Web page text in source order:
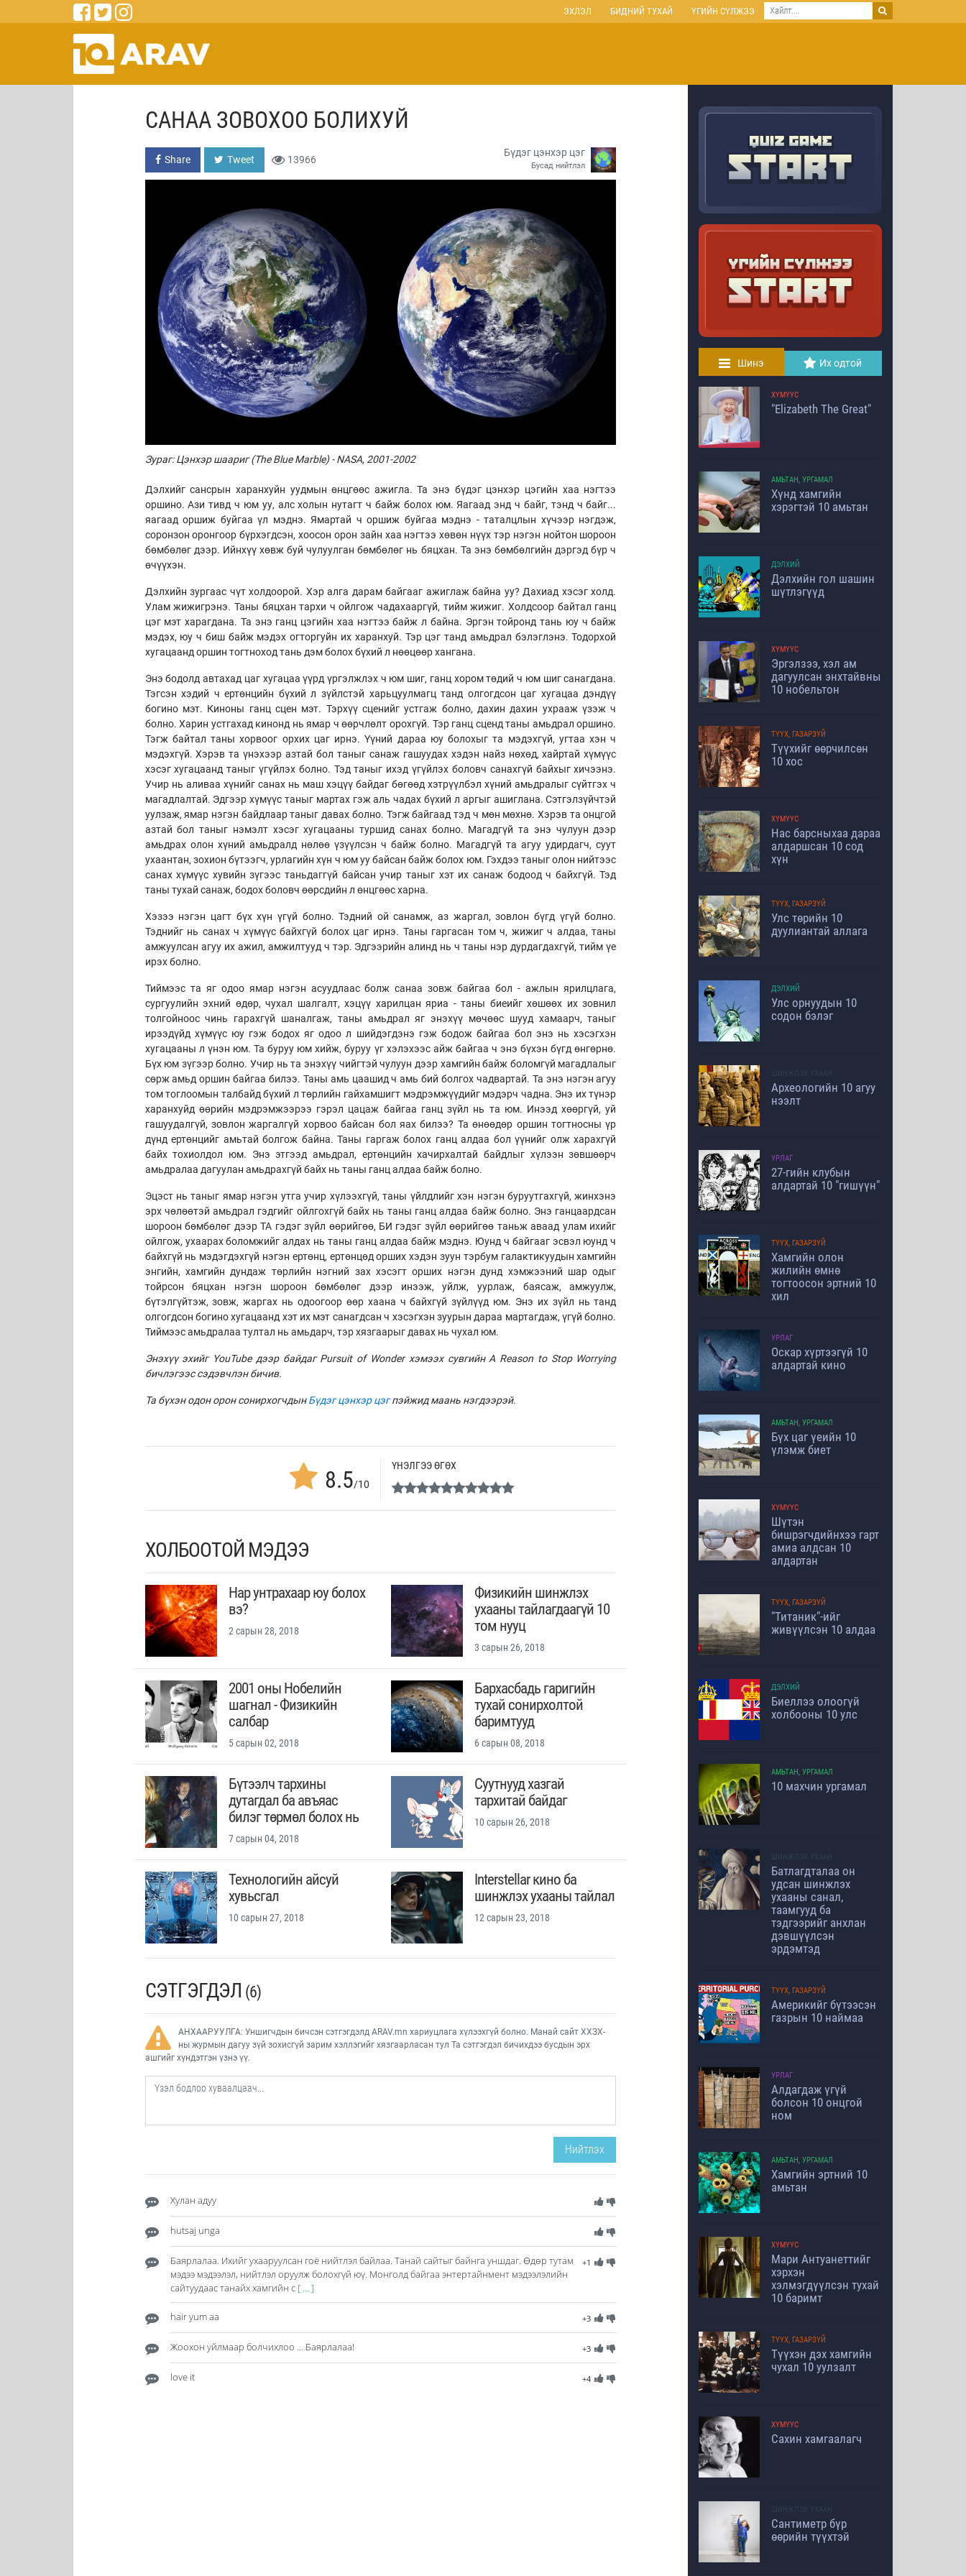
ЭХЛЭЛ БИДНИЙ ТУХАЙ ҮГИЙН СҮЛЖЭЭ
САНАА ЗОВОХОО БОЛИХУЙ
Share Tweet 13966
Бүдэг цэнхэр цэг
Бусад нийтлэл
Зураг: Цэнхэр шаариг (The Blue Marble) - NASA, 2001-2002
Дэлхийг сансрын харанхуйн уудмын өнцгөөс ажигла. Та энэ бүдэг цэнхэр цэгийн хаа нэгтээ
оршино. Ази тивд ч юм уу, алс холын нутагт ч байж болох юм. Яагаад энд ч байг, тэнд ч байг...
яагаад оршиж буйгаа үл мэднэ. Ямартай ч оршиж буйгаа мэднэ - таталцлын хүчээр нэгдэж,
соронзон оронгоор бүрхэгдсэн, хоосон орон зайн хаа нэгтээ хөвөн нүүх тэр нэгэн нойтон шороон
бөмбөлөг дээр. Ийнхүү хөвж буй чулуулган бөмбөлөг нь бяцхан. Та энэ бөмбөлгийн дэргэд бүр ч
өчүүхэн.
Дэлхийн зургаас чүт холдоорой. Хэр алга дарам байгааг ажиглаж байна уу? Дахиад хэсэг холд.
Улам жижигрэнэ. Таны бяцхан тархи ч ойлгож чадахааргүй, тийм жижиг. Холдсоор байтал ганц
цэг мэт харагдана. Та энэ ганц цэгийн хаа нэгтээ байж л байна. Эргэн тойронд тань юу ч байж
мэдэх, юу ч биш байж мэдэх огторгуйн их харанхуй. Тэр цэг танд амьдрал бэлэглэнэ. Тодорхой
хугацаанд оршин тогтноход тань дэм болох бүхий л нөөцөөр хангана.
Энэ бодолд автахад цаг хугацаа үүрд үргэлжлэх ч юм шиг, ганц хором төдий ч юм шиг санагдана.
Тэгсэн хэдий ч ертөнцийн бүхий л зүйлстэй харьцуулмагц танд олгогдсон цаг хугацаа дэндүү
богино мэт. Киноны ганц сцен мэт. Тэрхүү сценийг устгаж болно, дахин дахин ухрааж үзэж ч
болно. Харин устгахад кинонд нь ямар ч өөрчлөлт орохгүй. Тэр ганц сценд таны амьдрал оршино.
Тэгж байтал таны хорвоог орхих цаг ирнэ. Үүний дараа юу болохыг та мэдэхгүй, угтаа хэн ч
мэдэхгүй. Хэрэв та үнэхээр азтай бол таныг санаж гашуудах хэдэн найз нөхөд, хайртай хүмүүс
хэсэг хугацаанд таныг үгүйлэх болно. Тэд таныг ихэд үгүйлэх боловч санахгүй байхыг хичээнэ.
Учир нь аливаа хүнийг санах нь маш хэцүү байдаг бөгөөд хэтрүүлбэл хүний амьдралыг сүйтгэх ч
магадлалтай. Эдгээр хүмүүс таныг мартах гэж аль чадах бүхий л аргыг ашиглана. Сэтгэлзүйчтэй
уулзаж, ямар нэгэн байдлаар таныг давах болно. Тэгж байгаад тэд ч мөн мөхнө. Хэрэв та онцгой
азтай бол таныг нэмэлт хэсэг хугацааны туршид санах болно. Магадгүй та энэ чулуун дээр
амьдрах олон хүний амьдралд нөлөө үзүүлсэн ч байж болно. Магадгүй та агуу удирдагч, суут
ухаантан, зохион бүтээгч, урлагийн хүн ч юм уу байсан байж болох юм. Гэхдээ таныг олон нийтээс
санах хүмүүс хувийн зүгээс таньдаггүй байсан учир таныг хэт их санаж бодоод ч байхгүй. Тэд
таны тухай санаж, бодох боловч өөрсдийн л өнцгөөс харна.
Хэзээ нэгэн цагт бүх хүн үгүй болно. Тэдний ой санамж, аз жаргал, зовлон бүгд үгүй болно.
Тэднийг нь санах ч хүмүүс байхгүй болох цаг ирнэ. Таны гаргасан том ч, жижиг ч алдаа, таны
амжуулсан агуу их ажил, амжилтууд ч тэр. Эдгээрийн алинд нь ч таны нэр дурдагдахгүй, тийм үе
ирэх болно.
Тиймээс та яг одоо ямар нэгэн асуудлаас болж санаа зовж байгаа бол - ажлын ярилцлага,
сургуулийн эхний өдөр, чухал шалгалт, хэцүү харилцан яриа - таны биеийг хөшөөх их зовнил
толгойноос чинь гарахгүй шаналгаж, таны амьдрал яг энэхүү мөчөөс шууд хамаарч, таныг
ирээдүйд хүмүүс юу гэж бодох яг одоо л шийдэгдэнэ гэж бодож байгаа бол энэ нь хэсэгхэн
хугацааны л үнэн юм. Та буруу юм хийж, буруу үг хэлэхээс айж байгаа ч энэ бүхэн бүгд өнгөрнө.
Бүх юм зүгээр болно. Учир нь та энэхүү чийгтэй чулуун дээр хамгийн байж боломгүй магадлалыг
сөрж амьд оршин байгаа билээ. Таны амь цаашид ч амь бий болгох чадвартай. Та энэ нэгэн агуу
том тоглоомын талбайд бүхий л төрлийн гайхамшигт мэдрэмжүүдийг мэдэрч чадна. Энэ их түнэр
харанхуйд өөрийн мэдрэмжээрээ гэрэл цацаж байгаа ганц зүйл нь та юм. Инээд хөөргүй, уй
гашуудалгүй, зовлон жаргалгүй хорвоо байсан бол яах билээ? Та өнөөдөр оршин тогтносны үр
дүнд ертөнцийг амьтай болгож байна. Таны гаргаж болох ганц алдаа бол үүнийг олж харахгүй
байх тохиолдол юм. Энэ этгээд амьдрал, ертөнцийн хачирхалтай байдлыг хүлээн зөвшөөрч
амьдралаа дагуулан амьдрахгүй байх нь таны ганц алдаа байж болно.
Эцэст нь таныг ямар нэгэн утга учир хүлээхгүй, таны үйлдлийг хэн нэгэн буруутгахгүй, жинхэнэ
эрх чөлөөтэй амьдрал гэдгийг ойлгохгүй байх нь таны ганц алдаа байж болно. Энэ ганцаардсан
шороон бөмбөлөг дээр ТА гэдэг зүйл өөрийгөө, БИ гэдэг зүйл өөрийгөө таньж аваад улам ихийг
ойлгож, ухаарах боломжийг алдах нь таны ганц алдаа байж мэднэ. Юунд ч байгааг эсвэл юунд ч
байхгүй нь мэдэгдэхгүй нэгэн ертөнц, ертөнцөд орших хэдэн зуун тэрбум галактикуудын хамгийн
энгийн, хамгийн дундаж төрлийн нэгний зах хэсэгт орших нэгэн дунд хэмжээний шар одыг
тойрсон бяцхан нэгэн шороон бөмбөлөг дээр инээж, уйлж, уурлаж, баясаж, амжуулж,
бүтэлгүйтэж, зовж, жаргах нь одоогоор өөр хаана ч байхгүй зүйлүүд юм. Энэ их зүйл нь танд
олгогдсон богино хугацаанд хэт их мэт санагдсан ч хэсэгхэн зуурын дараа мартагдаж, үгүй болно.
Тиймээс амьдралаа тултал нь амьдарч, тэр хязгаарыг давах нь чухал юм.
Энэхүү эхийг YouTube дээр байдаг Pursuit of Wonder хэмээх сувгийн A Reason to Stop Worrying
бичлэгээс сэдэвчлэн бичив.
Та бүхэн одон орон сонирхогчдынБүдэг цэнхэр цэгпэйжид маань нэгдээрэй.
8.5/10
ҮНЭЛГЭЭ ӨГӨХ
ХОЛБООТОЙ МЭДЭЭ
Нар унтрахаар юу болох
вэ?
2 сарын 28, 2018
Физикийн шинжлэх
ухааны тайлагдаагүй 10
том нууц
3 сарын 26, 2018
2001 оны Нобелийн
шагнал - Физикийн
салбар
5 сарын 02, 2018
Бархасбадь гаригийн
тухай сонирхолтой
баримтууд
6 сарын 08, 2018
Бүтээлч тархины
дутагдал ба авъяас
билэг төрмөл болох нь
7 сарын 04, 2018
Суутнууд хазгай
тархитай байдаг
10 сарын 26, 2018
Технологийн айсуй
хувьсгал
10 сарын 27, 2018
Interstellar кино ба
шинжлэх ухааны тайлал
12 сарын 23, 2018
СЭТГЭГДЭЛ (6)
АНХААРУУЛГА: Уншигчдын бичсэн сэтгэгдэлд ARAV.mn хариуцлага хүлээхгүй болно. Манай сайт ХХЗХ-
ны журмын дагуу зүй зохисгүй зарим хэллэгийг хязгаарласан тул Та сэтгэгдэл бичихдээ бусдын эрх
ашгийг хүндэтгэн үзнэ үү.
Нийтлэх
Хулан адуу
hutsaj unga
+1
Баярлалаа. Ихийг ухааруулсан гоё нийтлэл байлаа. Танай сайтыг байнга уншдаг. Өдөр тутам
мэдээ мэдээлэл, нийтлэл оруулж болохгүй юү. Монголд байгаа энтертайнмент мэдээлэлийн
сайтуудаас танайх хамгийн с [ ... ]
+3
hair yum aa
+3
Жоохон уйлмаар болчихлоо ... Баярлалаа!
+4
love it
Шинэ Их одтой
ХҮМҮҮС
"Elizabeth The Great"
АМЬТАН, УРГАМАЛ
Хүнд хамгийн
хэрэгтэй 10 амьтан
ДЭЛХИЙ
Дэлхийн гол шашин
шүтлэгүүд
ХҮМҮҮС
Эргэлзээ, хэл ам
дагуулсан энхтайвны
10 нобельтон
ТҮҮХ, ГАЗАРЗҮЙ
Түүхийг өөрчилсөн
10 хос
ХҮМҮҮС
Нас барсныхаа дараа
алдаршсан 10 сод
хүн
ТҮҮХ, ГАЗАРЗҮЙ
Улс төрийн 10
дуулиантай аллага
ДЭЛХИЙ
Улс орнуудын 10
содон бэлэг
ШИНЖЛЭХ УХААН
Археологийн 10 агуу
нээлт
УРЛАГ
27-гийн клубын
алдартай 10 "гишүүн"
ТҮҮХ, ГАЗАРЗҮЙ
Хамгийн олон
жилийн өмнө
тогтоосон эртний 10
хил
УРЛАГ
Оскар хүртээгүй 10
алдартай кино
АМЬТАН, УРГАМАЛ
Бүх цаг үеийн 10
үлэмж биет
ХҮМҮҮС
Шүтэн
бишрэгчдийнхээ гарт
амиа алдсан 10
алдартан
ТҮҮХ, ГАЗАРЗҮЙ
"Титаник"-ийг
живүүлсэн 10 алдаа
ДЭЛХИЙ
Биеллээ олоогүй
холбооны 10 улс
АМЬТАН, УРГАМАЛ
10 махчин ургамал
ШИНЖЛЭХ УХААН
Батлагдталаа он
удсан шинжлэх
ухааны санал,
таамгууд ба
тэдгээрийг анхлан
дэвшүүлсэн
эрдэмтэд
ТҮҮХ, ГАЗАРЗҮЙ
Америкийг бүтээсэн
газрын 10 наймаа
УРЛАГ
Алдагдаж үгүй
болсон 10 онцгой
ном
АМЬТАН, УРГАМАЛ
Хамгийн эртний 10
амьтан
ХҮМҮҮС
Мари Антуанеттийг
хэрхэн
хэлмэгдүүлсэн тухай
10 баримт
ТҮҮХ, ГАЗАРЗҮЙ
Түүхэн дэх хамгийн
чухал 10 уулзалт
ХҮМҮҮС
Сахин хамгаалагч
ШИНЖЛЭХ УХААН
Сантиметр бүр
өөрийн түүхтэй